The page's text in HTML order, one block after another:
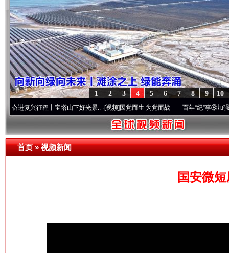
10
9
8
7
6
5
4
3
2
1
征程丨宝塔山下好光景..·[视频]因党而生 为党而战——百年“纪”事⑧加强纪律..·[视
首页»视频新闻
国安微